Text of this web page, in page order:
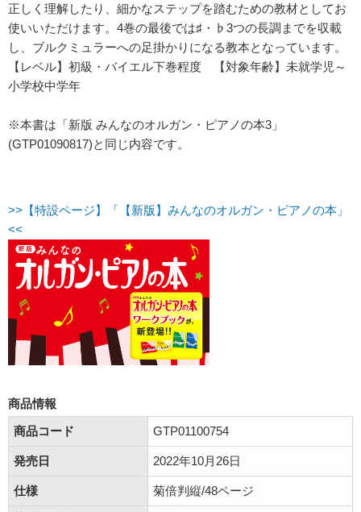
正しく理解したり、細かなステップを踏むための教材としてお
使いいただけます。4巻の最後では♯・♭3つの長調までを収載
し、ブルクミュラーへの足掛かりになる教本となっています。
【レベル】初級・バイエル下巻程度 【対象年齢】未就学児～
小学校中学年
※本書は「新版 みんなのオルガン・ピアノの本3」
(GTP01090817)と同じ内容です。
>>【特設ページ】「【新版】みんなのオルガン・ピアノの本」
<<
商品情報
商品コード
GTP01100754
発売日 2022年10月26日
仕様 菊倍判縦/48ページ